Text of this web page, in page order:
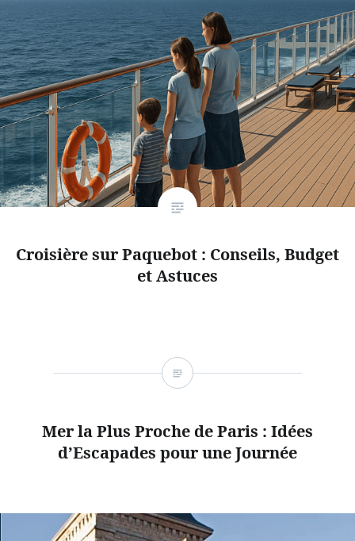
Croisière sur Paquebot : Conseils, Budget
et Astuces
Mer la Plus Proche de Paris : Idées
d’Escapades pour une Journée